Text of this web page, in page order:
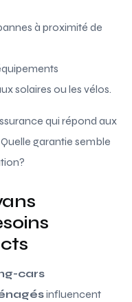
à proximité de
solaires ou les vélos.
qui répond aux
garantie semble
cars
influencent